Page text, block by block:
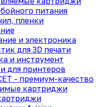
питания
пленки
и электроника
для 3D печати
и инструмент
для принтеров
- премиум-качество
картриджи